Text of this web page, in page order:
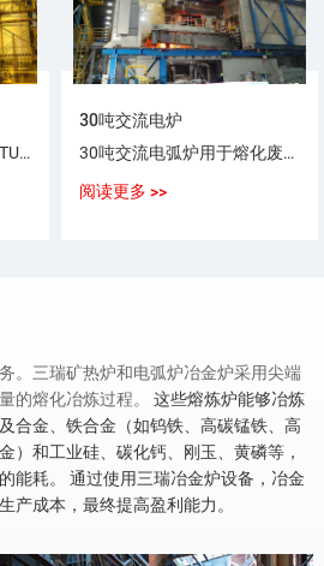
50吨超高功率电弧炉（50TUPH EAF）采用超-高功率、高阻抗技术、底部出钢技术（ETB）、炉壁氧气油燃烧器和炉门碳氧枪技术。
30吨交流电炉
30吨交流电弧炉用于熔化废钢炼钢。电能用于熔化废钢。带电材料和电极之间形成电弧。
阅读更多 >>
。三瑞矿热炉和电弧炉冶金炉采用尖端
的熔化冶炼过程。 这些熔炼炉能够冶炼
合金、铁合金（如钨铁、高碳锰铁、高
）和工业硅、碳化钙、刚玉、黄磷等，
能耗。 通过使用三瑞冶金炉设备，冶金
产成本，最终提高盈利能力。